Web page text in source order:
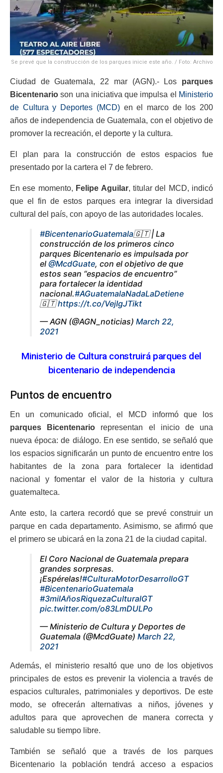
Se prevé que la construcción de los parques inicie este año. / Foto: Archivo
Ciudad de Guatemala, 22 mar (AGN).- Los parques
Bicentenario son una iniciativa que impulsa el Ministerio
de Cultura y Deportes (MCD)en el marco de los 200
años de independencia de Guatemala, con el objetivo de
promover la recreación, el deporte y la cultura.
El plan para la construcción de estos espacios fue
presentado por la cartera el 7 de febrero.
En ese momento, Felipe Aguilar, titular del MCD, indicó
que el fin de estos parques era integrar la diversidad
cultural del país, con apoyo de las autoridades locales.
#BicentenarioGuatemala🇬🇹 | La
construcción de los primeros cinco
parques Bicentenario es impulsada por
el @McdGuate, con el objetivo de que
estos sean “espacios de encuentro”
para fortalecer la identidad
nacional.#AGuatemalaNadaLaDetiene
🇬🇹https://t.co/VejIgJTikt
— AGN (@AGN_noticias) March 22,
2021
Ministerio de Cultura construirá parques del
bicentenario de independencia
Puntos de encuentro
En un comunicado oficial, el MCD informó que los
parques Bicentenario representan el inicio de una
nueva época: de diálogo. En ese sentido, se señaló que
los espacios significarán un punto de encuentro entre los
habitantes de la zona para fortalecer la identidad
nacional y fomentar el valor de la historia y cultura
guatemalteca.
Ante esto, la cartera recordó que se prevé construir un
parque en cada departamento. Asimismo, se afirmó que
el primero se ubicará en la zona 21 de la ciudad capital.
El Coro Nacional de Guatemala prepara
grandes sorpresas.
¡Espérelas!#CulturaMotorDesarrolloGT
#BicentenarioGuatemala
#3milAñosRiquezaCulturalGT
pic.twitter.com/o83LmDULPo
— Ministerio de Cultura y Deportes de
Guatemala (@McdGuate) March 22,
2021
Además, el ministerio resaltó que uno de los objetivos
principales de estos es prevenir la violencia a través de
espacios culturales, patrimoniales y deportivos. De este
modo, se ofrecerán alternativas a niños, jóvenes y
adultos para que aprovechen de manera correcta y
saludable su tiempo libre.
También se señaló que a través de los parques
Bicentenario la población tendrá acceso a espacios